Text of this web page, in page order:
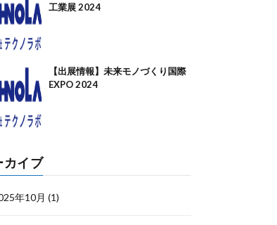
工業展 2024
【出展情報】未来モノづくり国際
EXPO 2024
カイブ
年10月 (1)